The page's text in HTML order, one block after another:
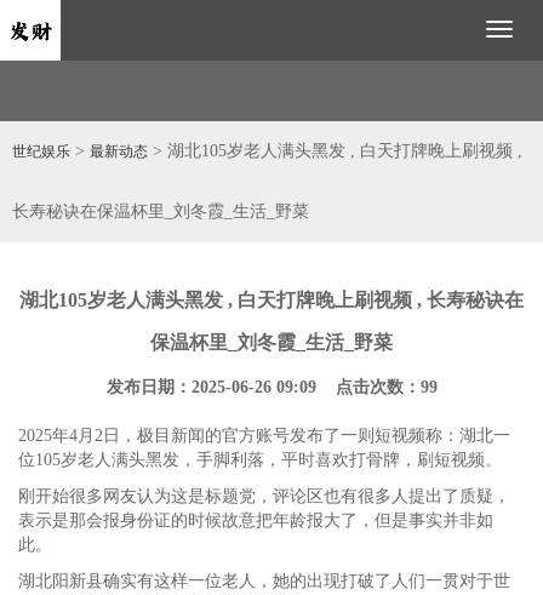
世纪娱乐 > 最新动态 > 湖北105岁老人满头黑发 , 白天打牌晚上刷视频 ,
长寿秘诀在保温杯里_刘冬霞_生活_野菜
湖北105岁老人满头黑发 , 白天打牌晚上刷视频 , 长寿秘诀在
保温杯里_刘冬霞_生活_野菜
发布日期：2025-06-26 09:09 点击次数：99
2025年4月2日，极目新闻的官方账号发布了一则短视频称：湖北一
位105岁老人满头黑发，手脚利落，平时喜欢打骨牌，刷短视频。
刚开始很多网友认为这是标题党，评论区也有很多人提出了质疑，
表示是那会报身份证的时候故意把年龄报大了，但是事实并非如
此。
湖北阳新县确实有这样一位老人，她的出现打破了人们一贯对于世